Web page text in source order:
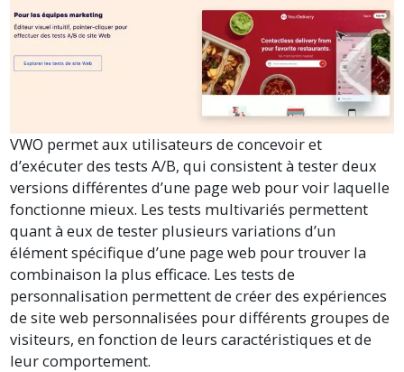
VWO permet aux utilisateurs de concevoir et
d’exécuter des tests A/B, qui consistent à tester deux
versions différentes d’une page web pour voir laquelle
fonctionne mieux. Les tests multivariés permettent
quant à eux de tester plusieurs variations d’un
élément spécifique d’une page web pour trouver la
combinaison la plus efficace. Les tests de
personnalisation permettent de créer des expériences
de site web personnalisées pour différents groupes de
visiteurs, en fonction de leurs caractéristiques et de
leur comportement.